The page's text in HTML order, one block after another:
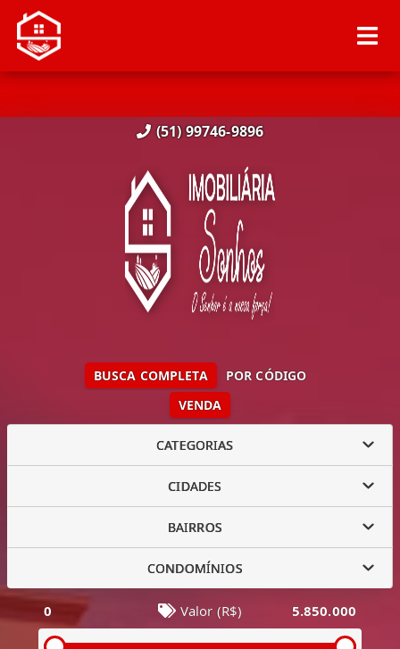
(51) 99746-9896
VENDA
BUSCA COMPLETA POR CÓDIGO
CATEGORIAS
CIDADES
BAIRROS
CONDOMÍNIOS
0 Valor (R$) 5.850.000